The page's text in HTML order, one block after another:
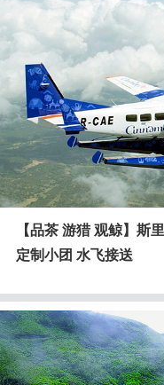
【品茶 游猎 观鲸】斯
定制小团 水飞接送